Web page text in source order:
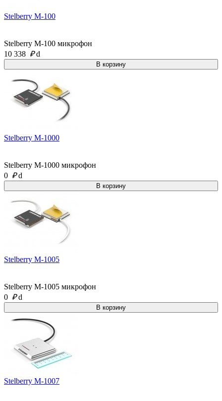
Stelberry M-100
Stelberry M-100 микрофон
10 338 ₽ d
Stelberry M-1000
Stelberry M-1000 микрофон
0 ₽ d
Stelberry M-1005
Stelberry M-1005 микрофон
0 ₽ d
Stelberry M-1007